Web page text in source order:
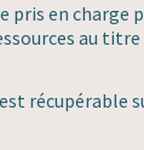
pris en charge
au titre
récupérable